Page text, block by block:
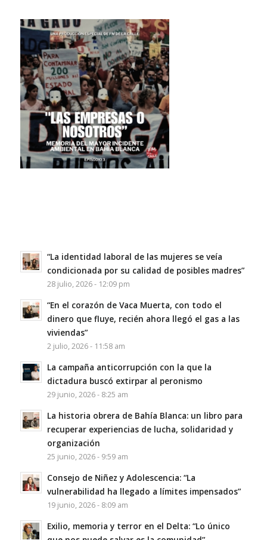
“La identidad laboral de las mujeres se veía
condicionada por su calidad de posibles madres”
28 julio, 2026 - 12:09 pm
“En el corazón de Vaca Muerta, con todo el
dinero que fluye, recién ahora llegó el gas a las
viviendas”
2 julio, 2026 - 11:58 am
La campaña anticorrupción con la que la
dictadura buscó extirpar al peronismo
29 junio, 2026 - 8:25 am
La historia obrera de Bahía Blanca: un libro para
recuperar experiencias de lucha, solidaridad y
organización
25 junio, 2026 - 9:59 am
Consejo de Niñez y Adolescencia: “La
vulnerabilidad ha llegado a límites impensados”
19 junio, 2026 - 8:09 am
Exilio, memoria y terror en el Delta: “Lo único